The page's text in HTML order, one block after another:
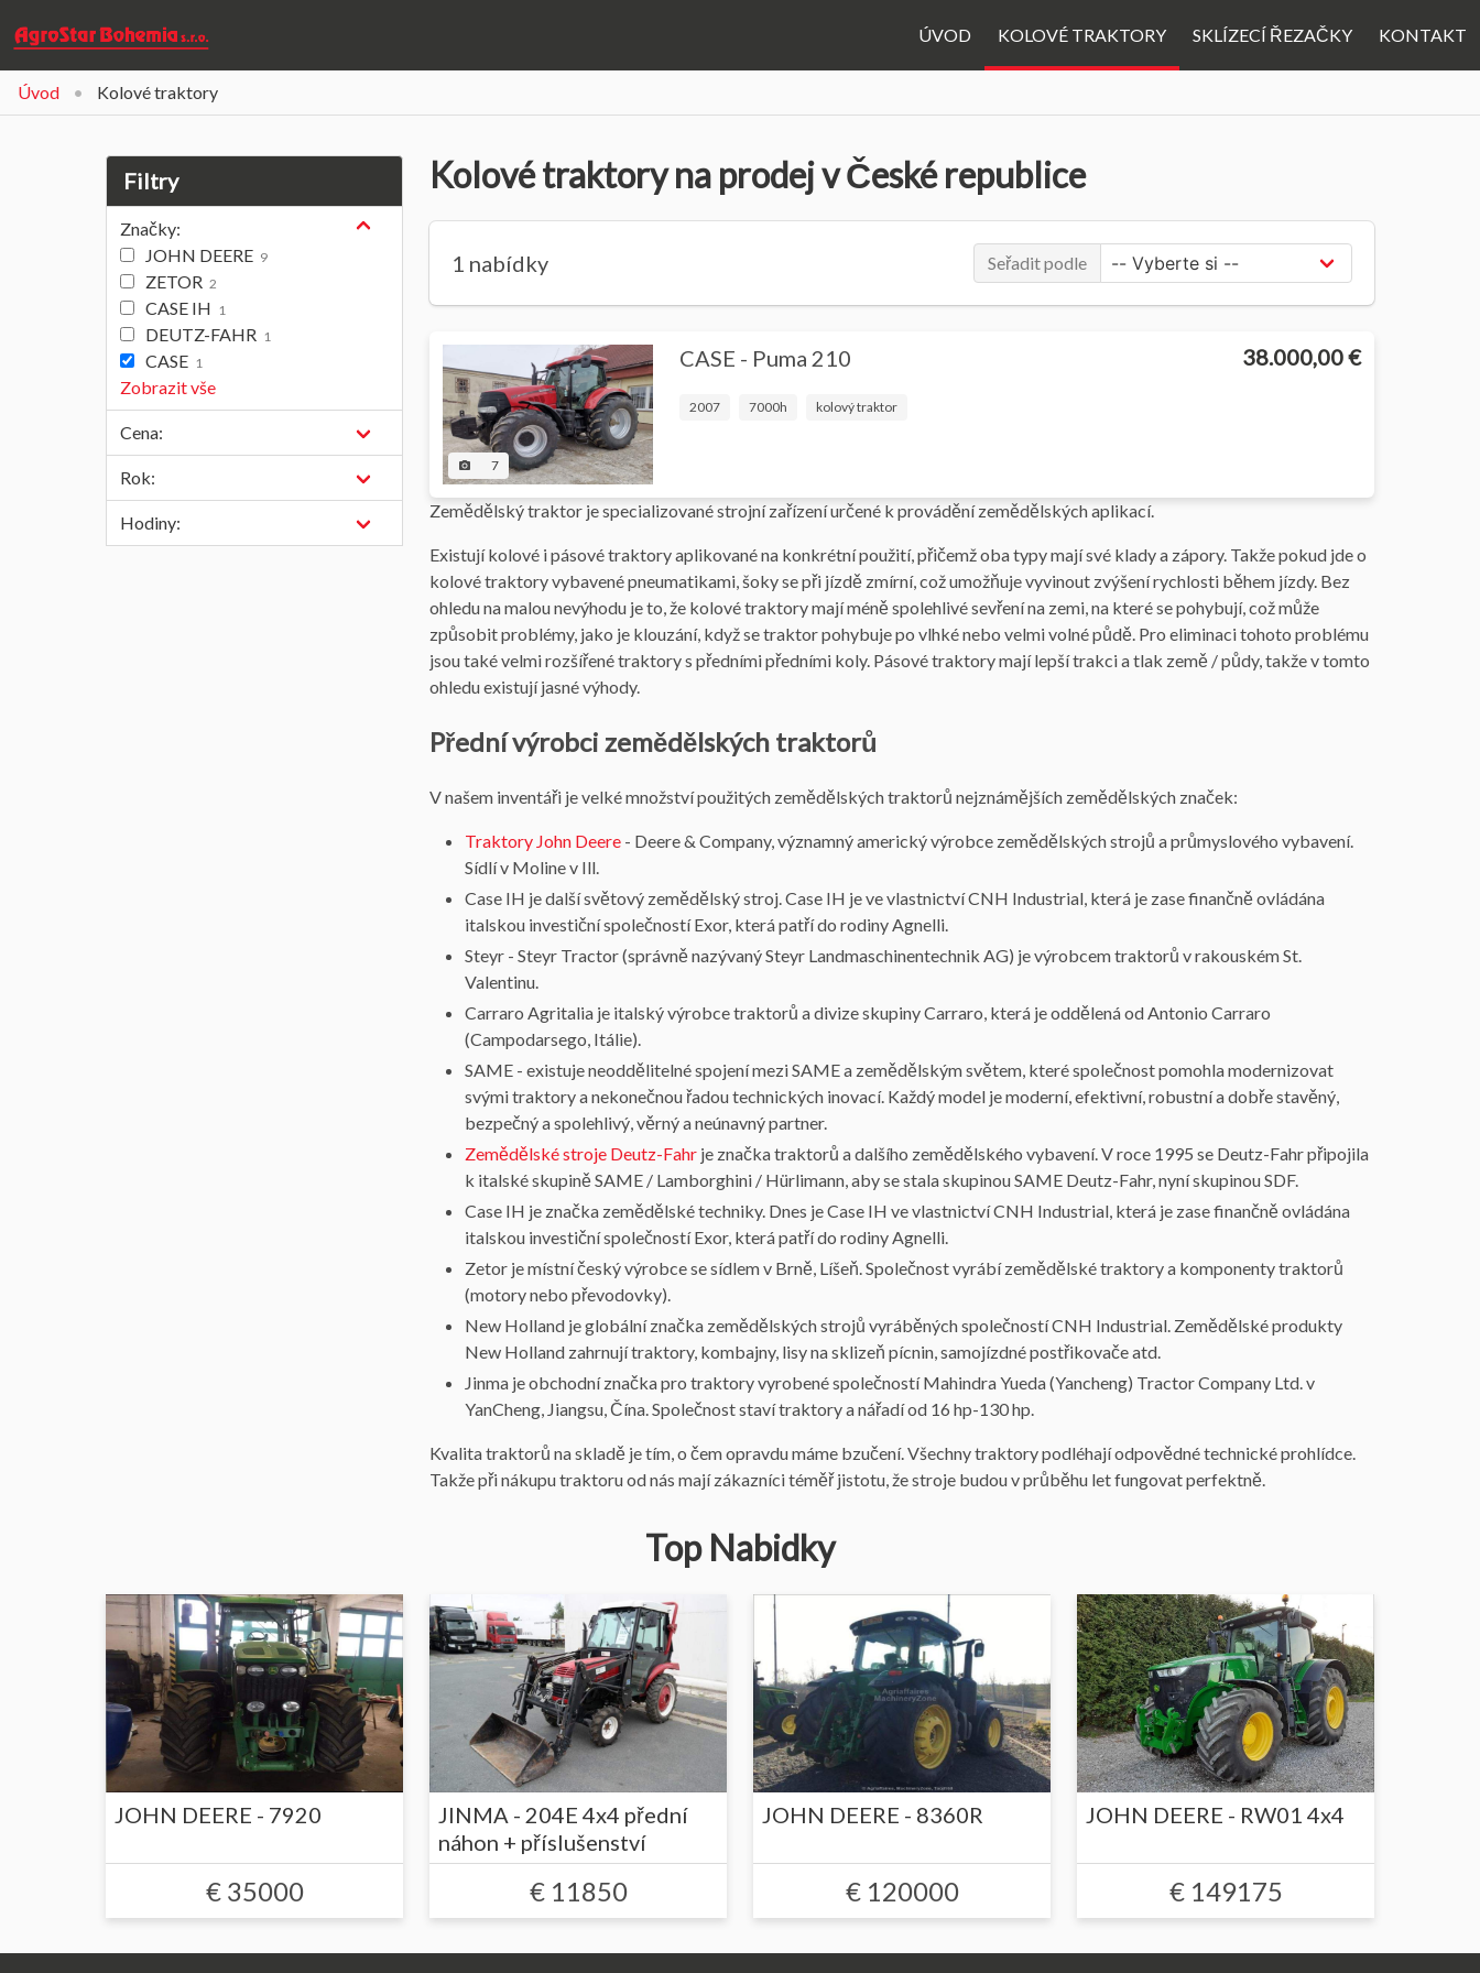
ÚVOD KOLOVÉ TRAKTORY SKLÍZECÍ ŘEZAČKY KONTAKT
Úvod Kolové traktory
Filtry
Značky:
JOHN DEERE 9
ZETOR 2
CASE IH 1
DEUTZ-FAHR 1
CASE 1
Zobrazit vše
Cena:
Rok:
Hodiny:
Kolové traktory na prodej v České republice
1 nabídky Seřadit podle
camera_alt 7
CASE - Puma 210
2007 7000h kolový traktor
38.000,00 €
Zemědělský traktor je specializované strojní zařízení určené k provádění zemědělských aplikací.
Existují kolové i pásové traktory aplikované na konkrétní použití, přičemž oba typy mají své klady a zápory. Takže pokud jde o
kolové traktory vybavené pneumatikami, šoky se při jízdě zmírní, což umožňuje vyvinout zvýšení rychlosti během jízdy. Bez
ohledu na malou nevýhodu je to, že kolové traktory mají méně spolehlivé sevření na zemi, na které se pohybují, což může
způsobit problémy, jako je klouzání, když se traktor pohybuje po vlhké nebo velmi volné půdě. Pro eliminaci tohoto problému
jsou také velmi rozšířené traktory s předními předními koly. Pásové traktory mají lepší trakci a tlak země / půdy, takže v tomto
ohledu existují jasné výhody.
Přední výrobci zemědělských traktorů
V našem inventáři je velké množství použitých zemědělských traktorů nejznámějších zemědělských značek:
Traktory John Deere - Deere & Company, významný americký výrobce zemědělských strojů a průmyslového vybavení.
Sídlí v Moline v Ill.
Case IH je další světový zemědělský stroj. Case IH je ve vlastnictví CNH Industrial, která je zase finančně ovládána
italskou investiční společností Exor, která patří do rodiny Agnelli.
Steyr - Steyr Tractor (správně nazývaný Steyr Landmaschinentechnik AG) je výrobcem traktorů v rakouském St.
Valentinu.
Carraro Agritalia je italský výrobce traktorů a divize skupiny Carraro, která je oddělená od Antonio Carraro
(Campodarsego, Itálie).
SAME - existuje neoddělitelné spojení mezi SAME a zemědělským světem, které společnost pomohla modernizovat
svými traktory a nekonečnou řadou technických inovací. Každý model je moderní, efektivní, robustní a dobře stavěný,
bezpečný a spolehlivý, věrný a neúnavný partner.
Zemědělské stroje Deutz-Fahr je značka traktorů a dalšího zemědělského vybavení. V roce 1995 se Deutz-Fahr připojila
k italské skupině SAME / Lamborghini / Hürlimann, aby se stala skupinou SAME Deutz-Fahr, nyní skupinou SDF.
Case IH je značka zemědělské techniky. Dnes je Case IH ve vlastnictví CNH Industrial, která je zase finančně ovládána
italskou investiční společností Exor, která patří do rodiny Agnelli.
Zetor je místní český výrobce se sídlem v Brně, Líšeň. Společnost vyrábí zemědělské traktory a komponenty traktorů
(motory nebo převodovky).
New Holland je globální značka zemědělských strojů vyráběných společností CNH Industrial. Zemědělské produkty
New Holland zahrnují traktory, kombajny, lisy na sklizeň pícnin, samojízdné postřikovače atd.
Jinma je obchodní značka pro traktory vyrobené společností Mahindra Yueda (Yancheng) Tractor Company Ltd. v
YanCheng, Jiangsu, Čína. Společnost staví traktory a nářadí od 16 hp-130 hp.
Kvalita traktorů na skladě je tím, o čem opravdu máme bzučení. Všechny traktory podléhají odpovědné technické prohlídce.
Takže při nákupu traktoru od nás mají zákazníci téměř jistotu, že stroje budou v průběhu let fungovat perfektně.
Top Nabidky
JOHN DEERE - 7920
€ 35000
JINMA - 204E 4x4 přední
náhon + příslušenství
€ 11850
JOHN DEERE - 8360R
€ 120000
JOHN DEERE - RW01 4x4
€ 149175